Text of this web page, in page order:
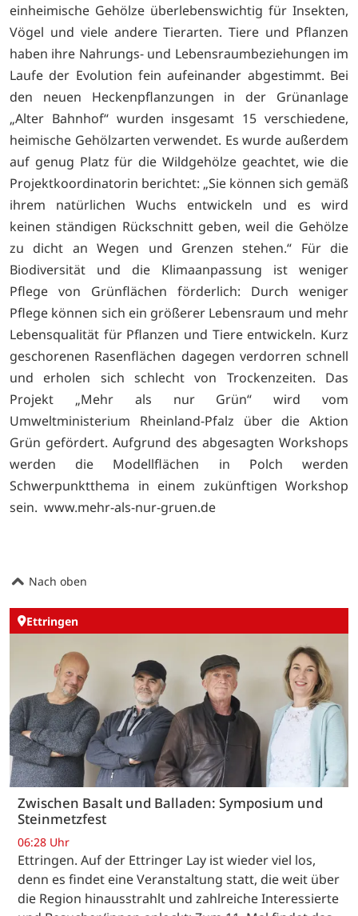
einheimische Gehölze überlebenswichtig für Insekten,
Vögel und viele andere Tierarten. Tiere und Pflanzen
haben ihre Nahrungs- und Lebensraumbeziehungen im
Laufe der Evolution fein aufeinander abgestimmt. Bei
den neuen Heckenpflanzungen in der Grünanlage
„Alter Bahnhof“ wurden insgesamt 15 verschiedene,
heimische Gehölzarten verwendet. Es wurde außerdem
auf genug Platz für die Wildgehölze geachtet, wie die
Projektkoordinatorin berichtet: „Sie können sich gemäß
ihrem natürlichen Wuchs entwickeln und es wird
keinen ständigen Rückschnitt geben, weil die Gehölze
zu dicht an Wegen und Grenzen stehen.“ Für die
Biodiversität und die Klimaanpassung ist weniger
Pflege von Grünflächen förderlich: Durch weniger
Pflege können sich ein größerer Lebensraum und mehr
Lebensqualität für Pflanzen und Tiere entwickeln. Kurz
geschorenen Rasenflächen dagegen verdorren schnell
und erholen sich schlecht von Trockenzeiten. Das
Projekt „Mehr als nur Grün“ wird vom
Umweltministerium Rheinland-Pfalz über die Aktion
Grün gefördert. Aufgrund des abgesagten Workshops
werden die Modellflächen in Polch werden
Schwerpunktthema in einem zukünftigen Workshop
sein. www.mehr-als-nur-gruen.de
Nach oben
Ettringen
Zwischen Basalt und Balladen: Symposium und
Steinmetzfest
06:28 Uhr
Ettringen. Auf der Ettringer Lay ist wieder viel los,
denn es findet eine Veranstaltung statt, die weit über
die Region hinausstrahlt und zahlreiche Interessierte